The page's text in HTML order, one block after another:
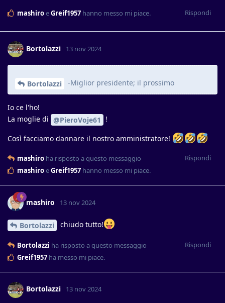
Rispondi
mashiroeGreif1957 hanno messo mi piace.
Bortolazzi 13 nov 2024
Bortolazzi -Miglior presidente; il prossimo
Io ce l'ho!
La moglie di @PieroVoje61 !
Così facciamo dannare il nostro amministratore!
Rispondi
mashiro ha risposto a questo messaggio
mashiroeGreif1957 hanno messo mi piace.
mashiro 13 nov 2024
Bortolazzi chiudo tutto!
Rispondi
Bortolazzi ha risposto a questo messaggio
Greif1957 ha messo mi piace.
Bortolazzi 13 nov 2024